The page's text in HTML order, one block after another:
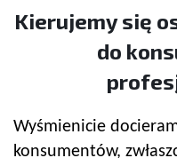
Kierujemy się
do
Wyśmienicie
konsumentów,